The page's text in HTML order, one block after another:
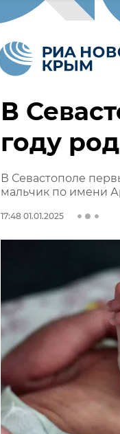
В
году
В Севастополе
мальчик по имени
17:48 01.01.2025